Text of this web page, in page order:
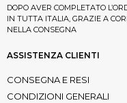
DOPO AVER COMPLETATO
IN TUTTA ITALIA, GRAZIE A
NELLA CONSEGNA
ASSISTENZA CLIENTI
CONSEGNA E RESI
CONDIZIONI GENERALI